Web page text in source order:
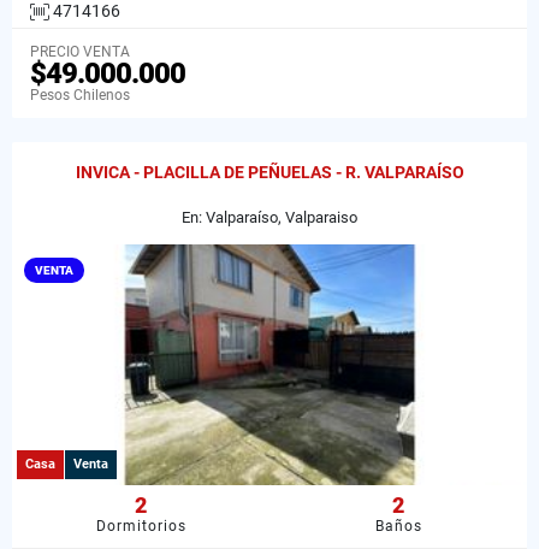
4714166
PRECIO VENTA
$49.000.000
Pesos Chilenos
INVICA - PLACILLA DE PEÑUELAS - R. VALPARAÍSO
En: Valparaíso, Valparaiso
VENTA
Casa Venta
2
Dormitorios
2
Baños